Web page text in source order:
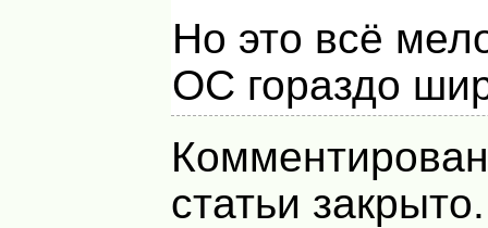
Но это всё
ОС гораздо
статьи закрыто.